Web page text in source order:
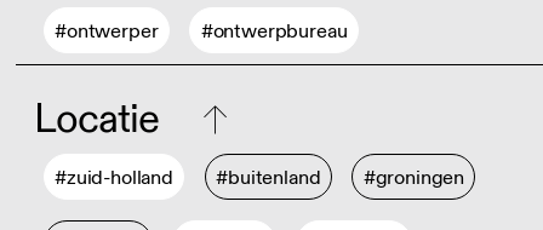
#ontwerper #ontwerpbureau
Locatie
#zuid-holland #buitenland #groningen